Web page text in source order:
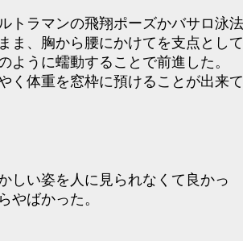
トラマンの飛翔ポーズかバサロ泳
ま、胸から腰にかけてを支点とし
ように蠕動することで前進した。
く体重を窓枠に預けることが出来
い姿を人に見られなくて良かっ
やばかった。